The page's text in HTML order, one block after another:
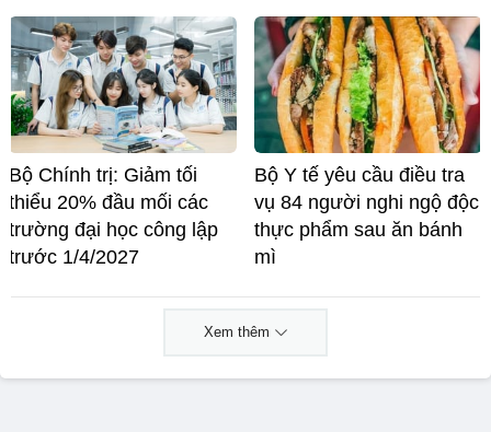
Bộ Chính trị: Giảm tối
thiểu 20% đầu mối các
trường đại học công lập
trước 1/4/2027
Bộ Y tế yêu cầu điều tra
vụ 84 người nghi ngộ độc
thực phẩm sau ăn bánh
mì
Xem thêm